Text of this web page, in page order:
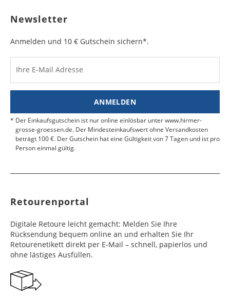
Newsletter
Anmelden und 10 € Gutschein sichern*.
Ihre E-Mail Adresse
ANMELDEN
Der Einkaufsgutschein ist nur online einlösbar unter www.hirmer-
grosse-groessen.de. Der Mindesteinkaufswert ohne Versandkosten
beträgt 100 €. Der Gutschein hat eine Gültigkeit von 7 Tagen und ist pro
Person einmal gültig.
Retourenportal
Digitale Retoure leicht gemacht: Melden Sie Ihre
Rücksendung bequem online an und erhalten Sie Ihr
Retourenetikett direkt per E-Mail – schnell, papierlos und
ohne lästiges Ausfüllen.